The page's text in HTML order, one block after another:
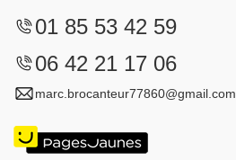
01 85 53 42 59
06 42 21 17 06
marc.brocanteur77860@gmail.com